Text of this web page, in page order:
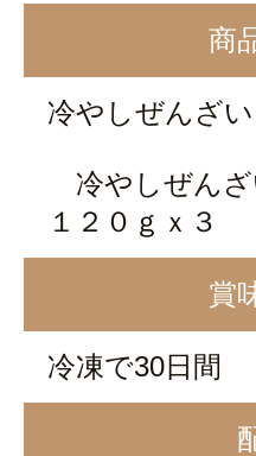
商
冷やしぜんざ
冷やしぜんざ
１２０ｇｘ３
賞
冷凍で30日間